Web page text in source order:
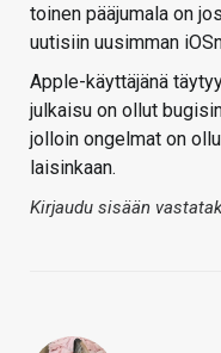
toinen pääjumala on
uutisiin uusimman
Apple-käyttäjänä
julkaisu on ollut
jolloin ongelmat on
laisinkaan.
Kirjaudu sisään